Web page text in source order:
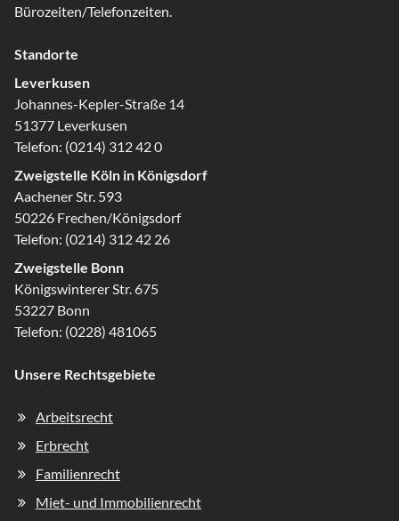
Bürozeiten/Telefonzeiten.
Standorte
Leverkusen
Johannes-Kepler-Straße 14
51377 Leverkusen
Telefon: (0214) 312 42 0
Zweigstelle Köln in Königsdorf
Aachener Str. 593
50226 Frechen/Königsdorf
Telefon: (0214) 312 42 26
Zweigstelle Bonn
Königswinterer Str. 675
53227 Bonn
Telefon: (0228) 481065
Unsere Rechtsgebiete
Navigation
überspringen
Arbeitsrecht
Erbrecht
Familienrecht
Miet- und Immobilienrecht